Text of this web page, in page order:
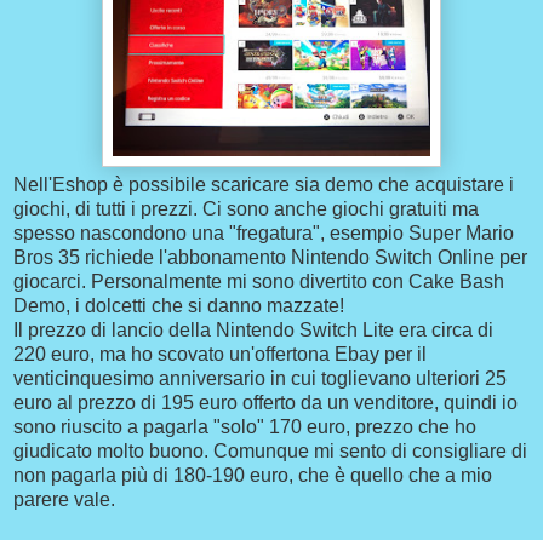
Nell'Eshop è possibile scaricare sia demo che acquistare i
giochi, di tutti i prezzi. Ci sono anche giochi gratuiti ma
spesso nascondono una "fregatura", esempio Super Mario
Bros 35 richiede l'abbonamento Nintendo Switch Online per
giocarci. Personalmente mi sono divertito con Cake Bash
Demo, i dolcetti che si danno mazzate!
Il prezzo di lancio della Nintendo Switch Lite era circa di
220 euro, ma ho scovato un'offertona Ebay per il
venticinquesimo anniversario in cui toglievano ulteriori 25
euro al prezzo di 195 euro offerto da un venditore, quindi io
sono riuscito a pagarla "solo" 170 euro, prezzo che ho
giudicato molto buono. Comunque mi sento di consigliare di
non pagarla più di 180-190 euro, che è quello che a mio
parere vale.